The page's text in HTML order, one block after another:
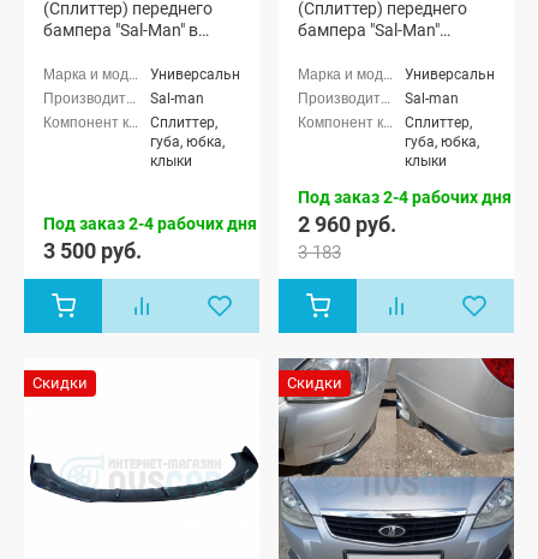
(Сплиттер) переднего
бампера "Sal-Man" в
Универсальные
Sal-man
Сплиттер,
губа, юбка,
клыки
Под заказ 2-4 рабочих дня
3 500 руб.
(Сплиттер) переднего
бампера "Sal-Man"
Универсальные
Sal-man
Сплиттер,
губа, юбка,
клыки
Под заказ 2-4 рабочих дня
2 960 руб.
3 183
Скидки Скидки